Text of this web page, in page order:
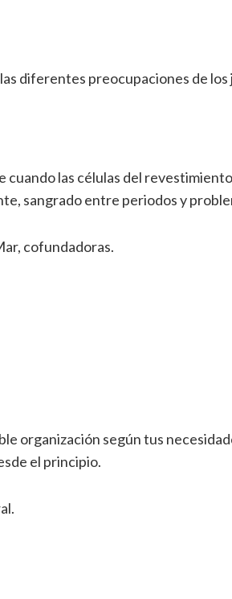
diferentes preocupaciones de los
las células del
sangrado entre periodos y
cofundadoras.
organización según tus
el principio.